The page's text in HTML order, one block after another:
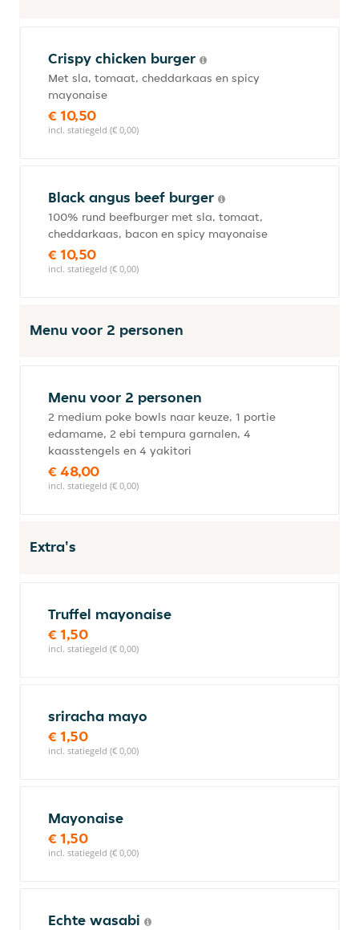
Crispy chicken burger
Met sla, tomaat, cheddarkaas en spicy
mayonaise
€ 10,50
incl. statiegeld (€ 0,00)
Black angus beef burger
100% rund beefburger met sla, tomaat,
cheddarkaas, bacon en spicy mayonaise
€ 10,50
incl. statiegeld (€ 0,00)
Menu voor 2 personen
Menu voor 2 personen
2 medium poke bowls naar keuze, 1 portie
edamame, 2 ebi tempura garnalen, 4
kaasstengels en 4 yakitori
€ 48,00
incl. statiegeld (€ 0,00)
Extra's
Truffel mayonaise
€ 1,50
incl. statiegeld (€ 0,00)
sriracha mayo
€ 1,50
incl. statiegeld (€ 0,00)
Mayonaise
€ 1,50
incl. statiegeld (€ 0,00)
Echte wasabi